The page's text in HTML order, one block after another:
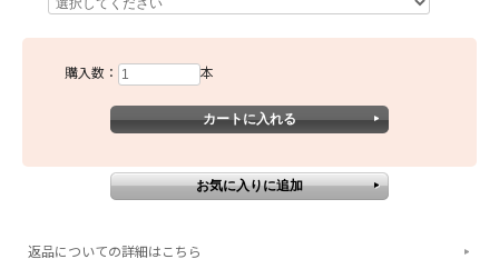
購入数： 本
返品についての詳細はこちら